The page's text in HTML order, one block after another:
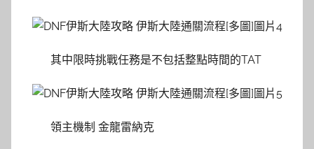
其中限時挑戰任務是不包括整點時間的TAT
領主機制 金龍雷納克